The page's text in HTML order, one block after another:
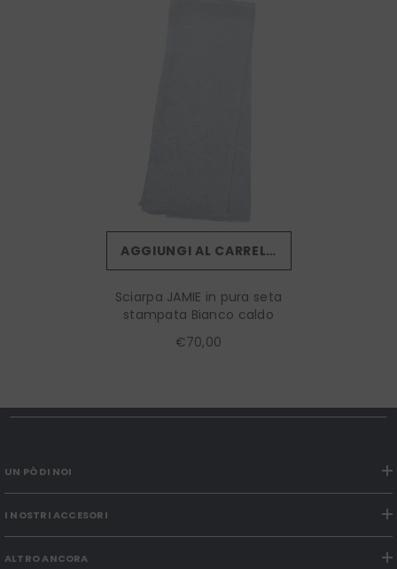
AGGIUNGI AL CARRELLO
Sciarpa JAMIE in pura seta
stampata Bianco caldo
€70,00
UN PÒ DI NOI
I NOSTRI ACCESORI
ALTRO ANCORA